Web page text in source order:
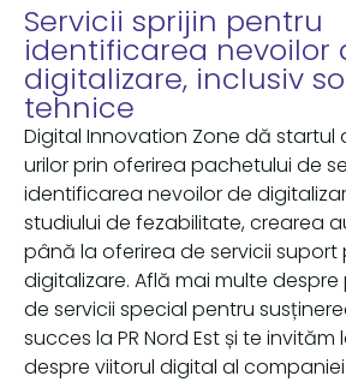
Servicii sprijin pentru
identificarea nevoilor
digitalizare, inclusiv
tehnice
Digital Innovation Zone dă startul
urilor prin oferirea pachetului de
identificarea nevoilor de
studiului de fezabilitate, crearea
până la oferirea de servicii suport
digitalizare. Află mai multe
de servicii special pentru
succes la PR Nord Est și te
despre viitorul digital al